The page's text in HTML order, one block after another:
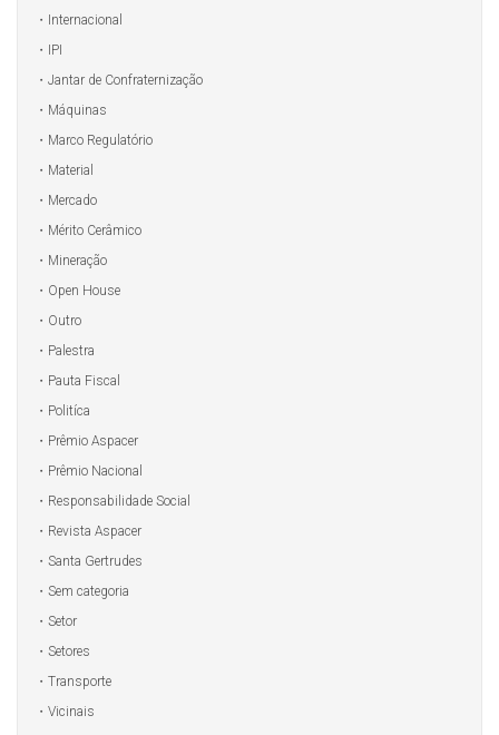
Internacional
IPI
Jantar de Confraternização
Máquinas
Marco Regulatório
Material
Mercado
Mérito Cerâmico
Mineração
Open House
Outro
Palestra
Pauta Fiscal
Politíca
Prêmio Aspacer
Prêmio Nacional
Responsabilidade Social
Revista Aspacer
Santa Gertrudes
Sem categoria
Setor
Setores
Transporte
Vicinais